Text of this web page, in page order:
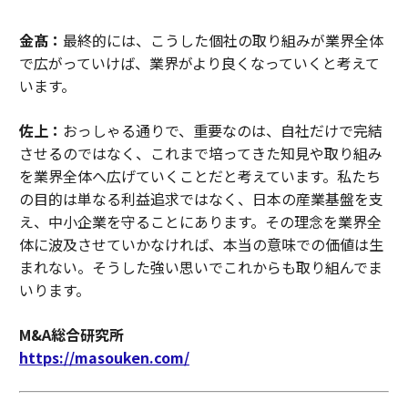
金髙： 最終的には、こうした個社の取り組みが業界全体
で広がっていけば、業界がより良くなっていくと考えて
います。
佐上： おっしゃる通りで、重要なのは、自社だけで完結
させるのではなく、これまで培ってきた知見や取り組み
を業界全体へ広げていくことだと考えています。私たち
の目的は単なる利益追求ではなく、日本の産業基盤を支
え、中小企業を守ることにあります。その理念を業界全
体に波及させていかなければ、本当の意味での価値は生
まれない。そうした強い思いでこれからも取り組んでま
いります。
M&A総合研究所
https://masouken.com/